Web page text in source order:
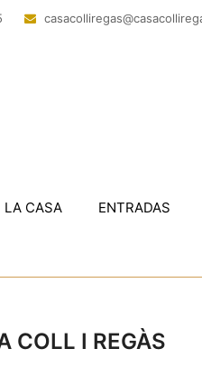
@sagerillocasac
LA CASA ENTRADAS
COLL I REGÀS